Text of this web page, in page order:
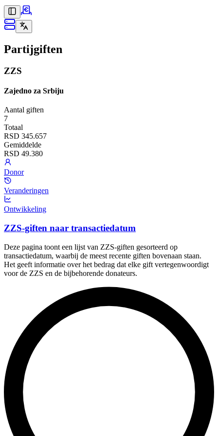
Partijgiften
ZZS
Zajedno za Srbiju
Aantal giften
7
Totaal
RSD 345.657
Gemiddelde
RSD 49.380
Donor
Veranderingen
Ontwikkeling
ZZS-giften naar transactiedatum
Deze pagina toont een lijst van ZZS-giften gesorteerd op
transactiedatum, waarbij de meest recente giften bovenaan staan.
Het geeft informatie over het bedrag dat elke gift vertegenwoordigt
voor de ZZS en de bijbehorende donateurs.